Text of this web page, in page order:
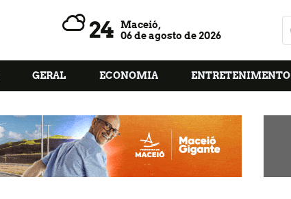
24
Maceió,
06 de agosto de 2026
GERAL ECONOMIA ENTRETENIMENTO